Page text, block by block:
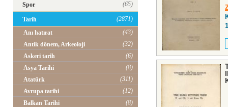
Spor (65)
Tarih
(2871)
Anı hatırat
(43)
Antik dönem, Arkeoloji
(32)
Askeri tarih
(6)
Asya Tarihi
(8)
Atatürk
(311)
Avrupa tarihi
(12)
Balkan Tarihi
(8)